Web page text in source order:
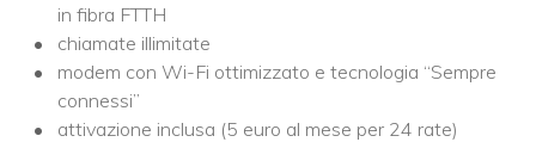
in fibra FTTH
chiamate illimitate
modem con Wi-Fi ottimizzato e tecnologia “Sempre
connessi”
attivazione inclusa (5 euro al mese per 24 rate)